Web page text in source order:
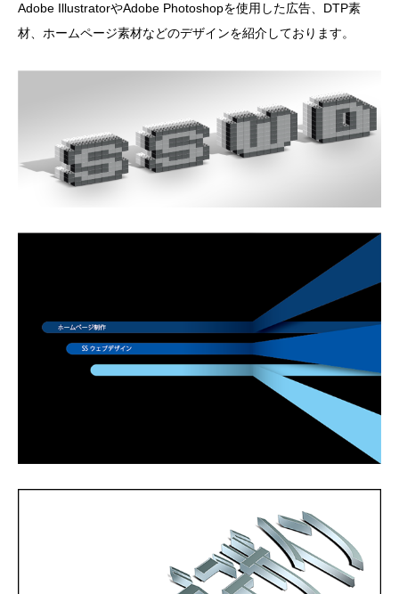
Adobe IllustratorやAdobe Photoshopを使用した広告、DTP素
材、ホームページ素材などのデザインを紹介しております。